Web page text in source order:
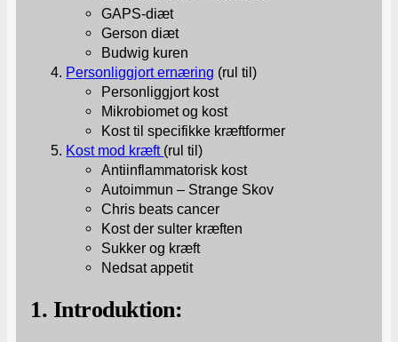
GAPS-diæt
Gerson diæt
Budwig kuren
Personliggjort ernæring (rul til)
Personliggjort kost
Mikrobiomet og kost
Kost til specifikke kræftformer
Kost mod kræft (rul til)
Antiinflammatorisk kost
Autoimmun – Strange Skov
Chris beats cancer
Kost der sulter kræften
Sukker og kræft
Nedsat appetit
1. Introduktion: